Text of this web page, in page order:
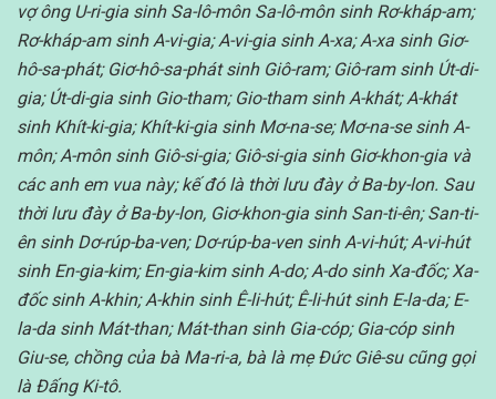
vợ ông U-ri-gia sinh Sa-lô-môn Sa-lô-môn sinh Rơ-kháp-am;
Rơ-kháp-am sinh A-vi-gia; A-vi-gia sinh A-xa; A-xa sinh Giơ-
hô-sa-phát; Giơ-hô-sa-phát sinh Giô-ram; Giô-ram sinh Út-di-
gia; Út-di-gia sinh Gio-tham; Gio-tham sinh A-khát; A-khát
sinh Khít-ki-gia; Khít-ki-gia sinh Mơ-na-se; Mơ-na-se sinh A-
môn; A-môn sinh Giô-si-gia; Giô-si-gia sinh Giơ-khon-gia và
các anh em vua này; kế đó là thời lưu đày ở Ba-by-lon. Sau
thời lưu đày ở Ba-by-lon, Giơ-khon-gia sinh San-ti-ên; San-ti-
ên sinh Dơ-rúp-ba-ven; Dơ-rúp-ba-ven sinh A-vi-hút; A-vi-hút
sinh En-gia-kim; En-gia-kim sinh A-do; A-do sinh Xa-đốc; Xa-
đốc sinh A-khin; A-khin sinh Ê-li-hút; Ê-li-hút sinh E-la-da; E-
la-da sinh Mát-than; Mát-than sinh Gia-cóp; Gia-cóp sinh
Giu-se, chồng của bà Ma-ri-a, bà là mẹ Đức Giê-su cũng gọi
là Đấng Ki-tô.